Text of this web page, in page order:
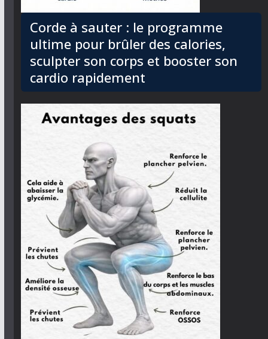
Corde à sauter : le programme
ultime pour brûler des calories,
sculpter son corps et booster son
cardio rapidement